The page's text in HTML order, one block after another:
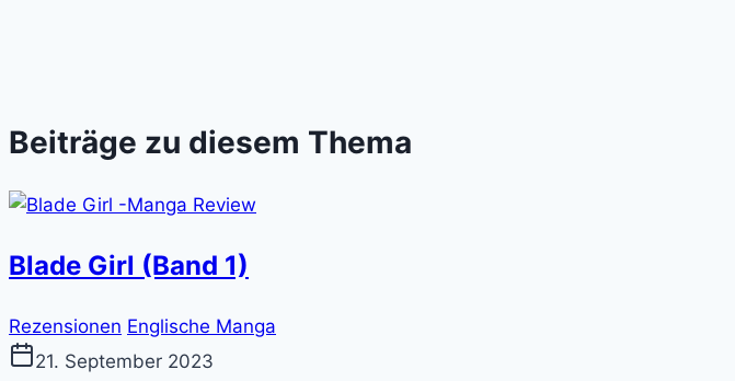
Beiträge zu diesem Thema
Blade Girl (Band 1)
Rezensionen Englische Manga
21. September 2023